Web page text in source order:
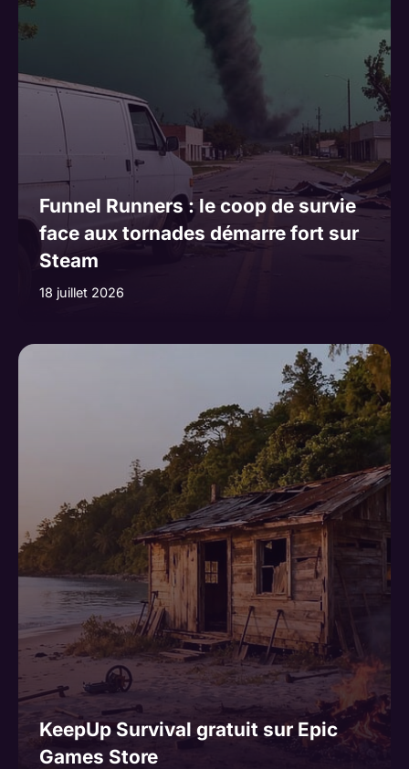
Funnel Runners : le coop de survie
face aux tornades démarre fort sur
Steam
18 juillet 2026
KeepUp Survival gratuit sur Epic
Games Store